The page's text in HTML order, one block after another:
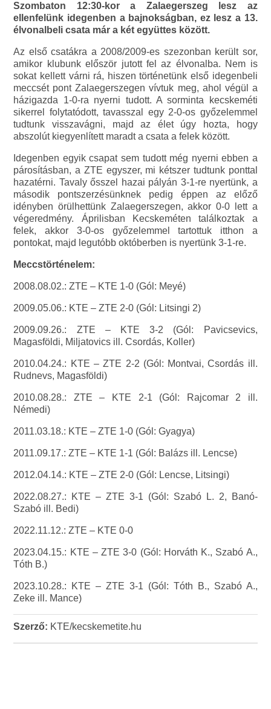
Szombaton 12:30-kor a Zalaegerszeg lesz az
ellenfelünk idegenben a bajnokságban, ez lesz a 13.
élvonalbeli csata már a két együttes között.
Az első csatákra a 2008/2009-es szezonban került sor,
amikor klubunk először jutott fel az élvonalba. Nem is
sokat kellett várni rá, hiszen történetünk első idegenbeli
meccsét pont Zalaegerszegen vívtuk meg, ahol végül a
házigazda 1-0-ra nyerni tudott. A sorminta kecskeméti
sikerrel folytatódott, tavasszal egy 2-0-os győzelemmel
tudtunk visszavágni, majd az élet úgy hozta, hogy
abszolút kiegyenlített maradt a csata a felek között.
Idegenben egyik csapat sem tudott még nyerni ebben a
párosításban, a ZTE egyszer, mi kétszer tudtunk ponttal
hazatérni. Tavaly ősszel hazai pályán 3-1-re nyertünk, a
második pontszerzésünknek pedig éppen az előző
idényben örülhettünk Zalaegerszegen, akkor 0-0 lett a
végeredmény. Áprilisban Kecskeméten találkoztak a
felek, akkor 3-0-os győzelemmel tartottuk itthon a
pontokat, majd legutóbb októberben is nyertünk 3-1-re.
Meccstörténelem:
2008.08.02.: ZTE – KTE 1-0 (Gól: Meyé)
2009.05.06.: KTE – ZTE 2-0 (Gól: Litsingi 2)
2009.09.26.: ZTE – KTE 3-2 (Gól: Pavicsevics,
Magasföldi, Miljatovics ill. Csordás, Koller)
2010.04.24.: KTE – ZTE 2-2 (Gól: Montvai, Csordás ill.
Rudnevs, Magasföldi)
2010.08.28.: ZTE – KTE 2-1 (Gól: Rajcomar 2 ill.
Némedi)
2011.03.18.: KTE – ZTE 1-0 (Gól: Gyagya)
2011.09.17.: ZTE – KTE 1-1 (Gól: Balázs ill. Lencse)
2012.04.14.: KTE – ZTE 2-0 (Gól: Lencse, Litsingi)
2022.08.27.: KTE – ZTE 3-1 (Gól: Szabó L. 2, Banó-
Szabó ill. Bedi)
2022.11.12.: ZTE – KTE 0-0
2023.04.15.: KTE – ZTE 3-0 (Gól: Horváth K., Szabó A.,
Tóth B.)
2023.10.28.: KTE – ZTE 3-1 (Gól: Tóth B., Szabó A.,
Zeke ill. Mance)
Szerző: KTE/kecskemetite.hu